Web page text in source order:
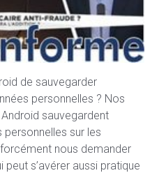
de sauvegarder
personnelles ? Nos
sauvegardent
sur les
nous demander
s’avérer aussi pratique